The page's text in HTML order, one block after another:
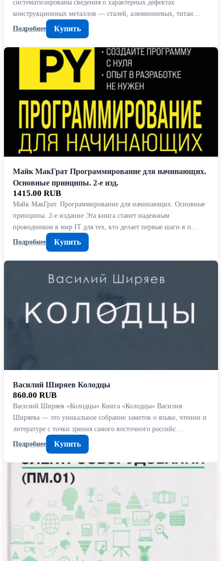
систематизированы сведения о характерных дефектах
конструкционных металлов — сталей, алюминиевых, титан…
Подробнее
Купить
Майк МакГрат Программирование для начинающих.
Основные принципы. 2-е изд.
1415.00 RUB
Майк МакГрат. Программирование для начинающих. Основные
принципы. 2-е издание Эта книга станет надежным
проводником в мир IT для тех, кто делает первые шаги в п…
Подробнее
Купить
Василий Ширяев Колодцы
860.00 RUB
Василий Ширяев «Колодцы» Книга «Колодцы» Василия
Ширяева — это уникальное собрание заметок о языке, чтении и
литературе с точки зрения самого восточного российс…
Подробнее
Купить